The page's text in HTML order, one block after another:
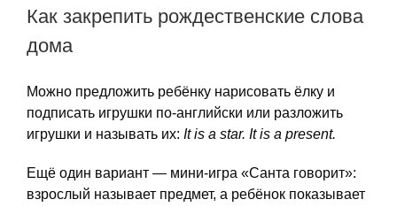
Как закрепить рождественские слова
дома
Можно предложить ребёнку нарисовать ёлку и
подписать игрушки по-английски или разложить
игрушки и называть их: It is a star. It is a present.
Ещё один вариант — мини-игра «Санта говорит»:
взрослый называет предмет, а ребёнок показывает